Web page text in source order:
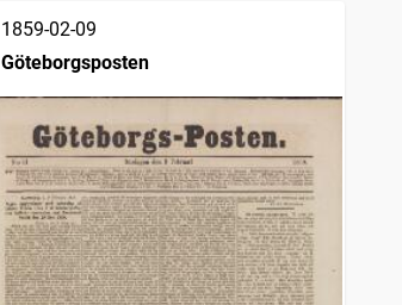
1859-02-09
Göteborgsposten